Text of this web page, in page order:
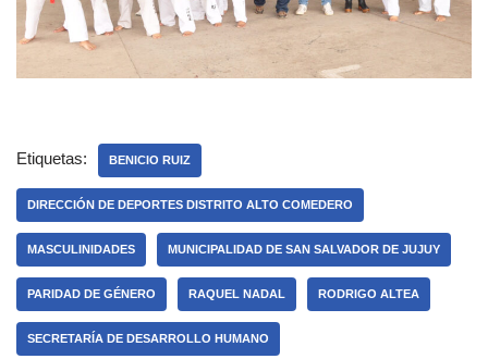
Etiquetas: BENICIO RUIZ
DIRECCIÓN DE DEPORTES DISTRITO ALTO COMEDERO
MASCULINIDADES MUNICIPALIDAD DE SAN SALVADOR DE JUJUY
PARIDAD DE GÉNERO RAQUEL NADAL RODRIGO ALTEA
SECRETARÍA DE DESARROLLO HUMANO